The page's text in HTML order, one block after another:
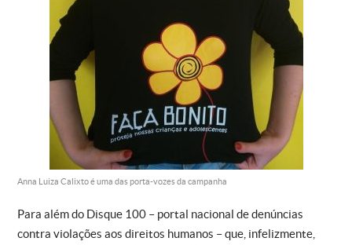
Anna Luiza Calixto é uma das porta-vozes da campanha
Para além do Disque 100 – portal nacional de denúncias
contra violações aos direitos humanos – que, infelizmente,